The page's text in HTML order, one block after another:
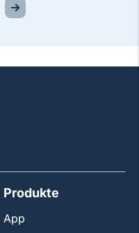
Produkte
App